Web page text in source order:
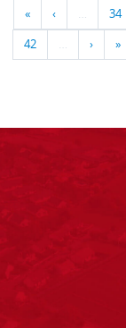
« ‹ … 34
42 … › »